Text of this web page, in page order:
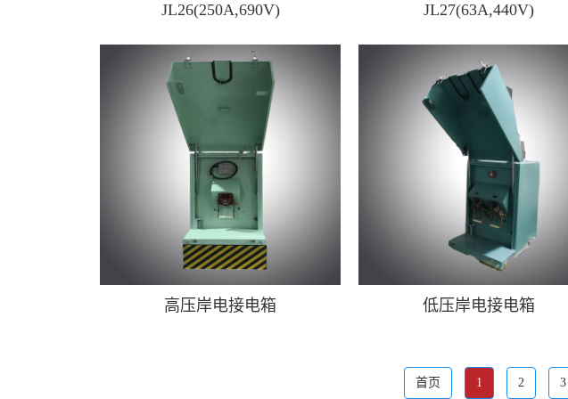
JL26(250A,690V) JL27(63A,440V)
高压岸电接电箱 低压岸电接电箱
首页 1 2 3